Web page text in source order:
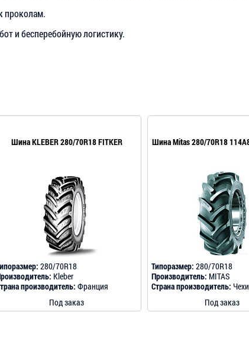
проколам.
и бесперебойную логистику.
Шина KLEBER 280/70R18 FITKER
280/70R18
Kleber
производитель: Франция
Под заказ
Шина Mitas 280/70R18
Типоразмер: 280/70R18
Производитель: MITAS
Страна производитель:
Под заказ